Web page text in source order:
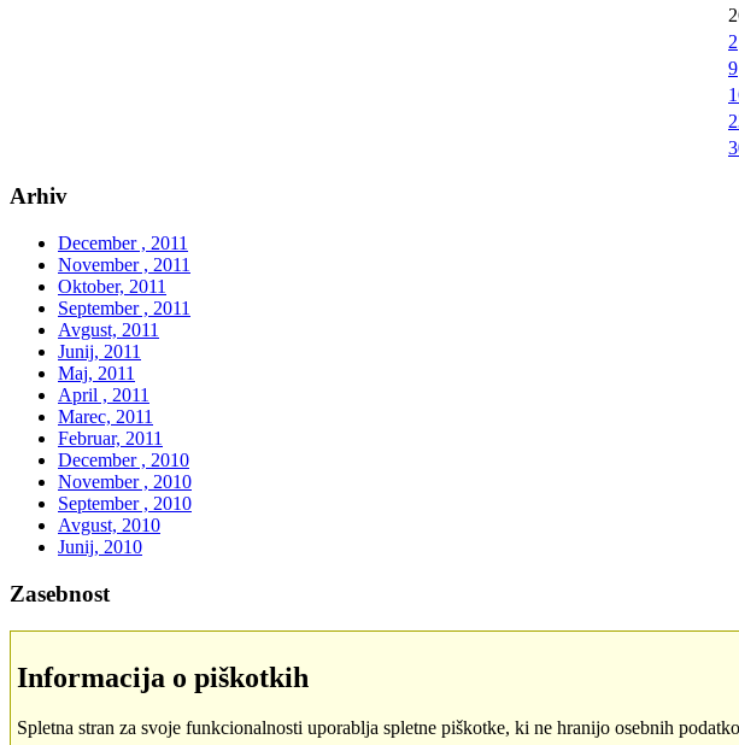
2
9
Arhiv
December , 2011
November , 2011
Oktober, 2011
September , 2011
Avgust, 2011
Junij, 2011
Maj, 2011
April , 2011
Marec, 2011
Februar, 2011
December , 2010
November , 2010
September , 2010
Avgust, 2010
Junij, 2010
Zasebnost
Informacija o piškotkih
Spletna stran za svoje funkcionalnosti uporablja spletne piškotke, ki ne hranijo osebnih